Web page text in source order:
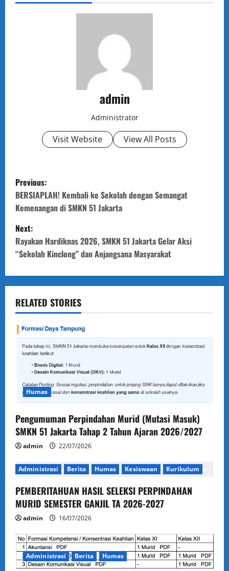
admin
Administrator
Visit Website View All Posts
P
o
s
t
n
a
v
i
g
i
o
n
Previous:
BERSIAPLAH! Kembali ke Sekolah dengan Semangat
Kemenangan di SMKN 51 Jakarta
Next:
Rayakan Hardiknas 2026, SMKN 51 Jakarta Gelar Aksi
“Sekolah Kinclong” dan Anjangsana Masyarakat
RELATED STORIES
Humas
Pengumuman Perpindahan Murid (Mutasi Masuk)
SMKN 51 Jakarta Tahap 2 Tahun Ajaran 2026/2027
admin 22/07/2026
Administrasi Berita Humas Kesiswaan Kurikulum
PEMBERITAHUAN HASIL SELEKSI PERPINDAHAN
MURID SEMESTER GANJIL TA 2026-2027
admin 16/07/2026
Administrasi Berita Humas